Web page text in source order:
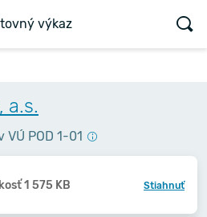
výkaz
a.s.
POD 1-01
1 575 KB Stiahnuť